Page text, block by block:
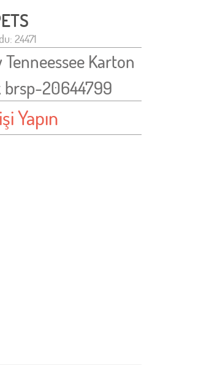
24471
Karton
brsp-20644799
Yapın